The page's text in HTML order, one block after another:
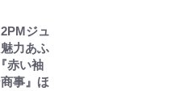
ジュ
力あふ
赤い袖
事』ほ